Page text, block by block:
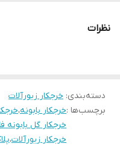
نظرات
دسته‌بندی: خرجکار زیورآلات
برچسب‌ها :خرجکار بابونه،
خرجکار گل بابونه
خرجکار زیورآلات،